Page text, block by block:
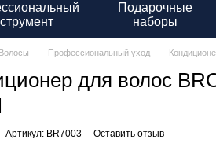
Подарочные
наборы
Волосы Профессиональный уход
для волос
Артикул: BR7003 Оставить отзыв